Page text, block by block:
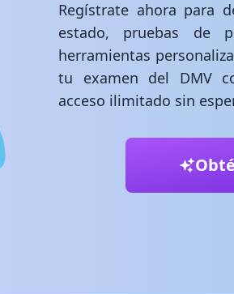
Regístrate ahora para
estado, pruebas de
herramientas
tu examen del DMV
acceso ilimitado sin